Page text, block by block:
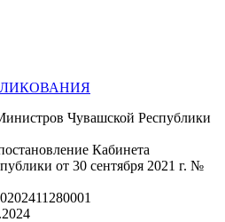
Чувашской Республики
Кабинета
от 30 сентября 2021 г. №